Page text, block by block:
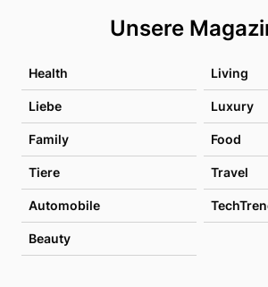
Unsere
Health Living
Liebe Luxury
Family Food
Tiere Travel
Automobile
Beauty